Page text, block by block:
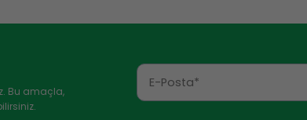
Bu amaçla,